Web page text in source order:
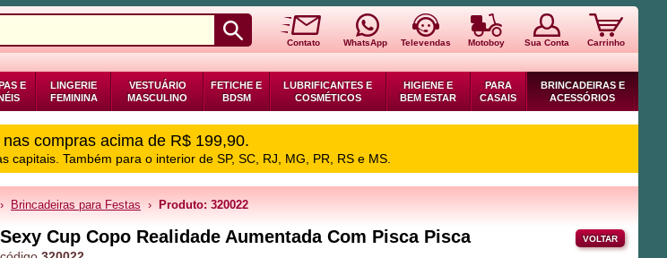
Contato WhatsApp Televendas Motoboy Sua Conta Carrinho
E
LINGERIE
FEMININA
VESTUÁRIO
MASCULINO
FETICHE E
BDSM
LUBRIFICANTES E
COSMÉTICOS
HIGIENE E
BEM ESTAR
PARA
CASAIS
BRINCADEIRAS E
ACESSÓRIOS
nas compras acima de R$ 199,90.
capitais. Também para o interior de SP, SC, RJ, MG, PR, RS e MS.
› Brincadeiras para Festas › Produto: 320022
Sexy Cup Copo Realidade Aumentada Com Pisca Pisca VOLTAR